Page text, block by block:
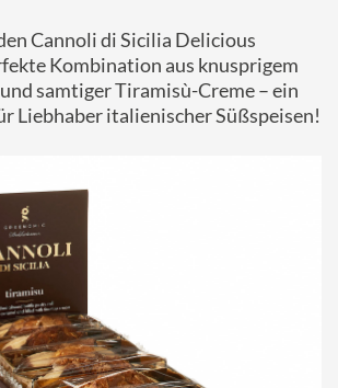
Cannoli di Sicilia Delicious
Kombination aus knusprigem
samtiger Tiramisù-Creme – ein
Liebhaber italienischer Süßspeisen!